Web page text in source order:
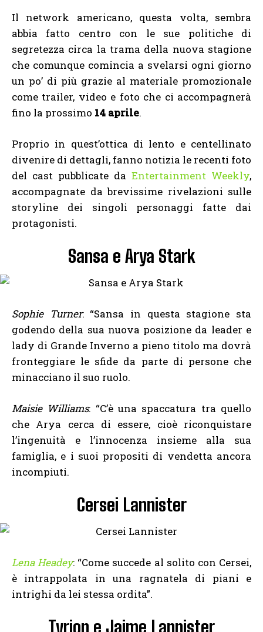
Il network americano, questa volta, sembra
abbia fatto centro con le sue politiche di
segretezza circa la trama della nuova stagione
che comunque comincia a svelarsi ogni giorno
un po’ di più grazie al materiale promozionale
come trailer, video e foto che ci accompagnerà
fino la prossimo 14 aprile.
Proprio in quest’ottica di lento e centellinato
divenire di dettagli, fanno notizia le recenti foto
del cast pubblicate da Entertainment Weekly,
accompagnate da brevissime rivelazioni sulle
storyline dei singoli personaggi fatte dai
protagonisti.
Sansa e Arya Stark
Sophie Turner: “Sansa in questa stagione sta
godendo della sua nuova posizione da leader e
lady di Grande Inverno a pieno titolo ma dovrà
fronteggiare le sfide da parte di persone che
minacciano il suo ruolo.
Maisie Williams: “C’è una spaccatura tra quello
che Arya cerca di essere, cioè riconquistare
l’ingenuità e l’innocenza insieme alla sua
famiglia, e i suoi propositi di vendetta ancora
incompiuti.
Cersei Lannister
Lena Headey: “Come succede al solito con Cersei,
è intrappolata in una ragnatela di piani e
intrighi da lei stessa ordita”.
Tyrion e Jaime Lannister